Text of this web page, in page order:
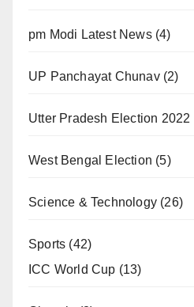
pm Modi Latest News(4)
UP Panchayat Chunav(2)
Utter Pradesh Election 2022
West Bengal Election (5)
Science & Technology (26)
Sports (42)
ICC World Cup (13)